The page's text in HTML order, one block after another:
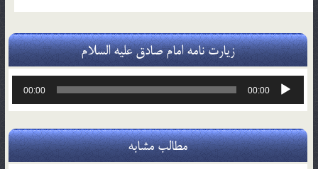
زیارت نامه امام صادق علیه السلام
پخش‌کننده
00:00
00:00
مطالب مشابه